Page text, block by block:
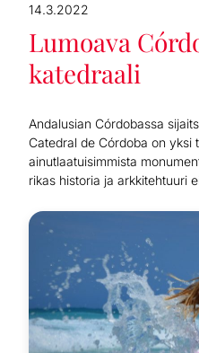
14.3.2022
Lumoava
katedraali
Andalusian Córdobassa
Catedral de Córdoba on yksi
ainutlaatuisimmista
rikas historia ja arkkitehtuuri